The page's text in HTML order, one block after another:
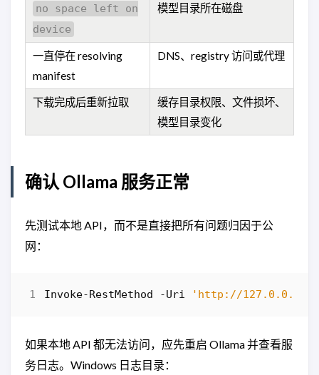
no space left on
device
模型目录所在磁盘
一直停在 resolving
manifest
DNS、registry 访问或代理
下载完成后重新拉取
缓存目录权限、文件损坏、
模型目录变化
确认 Ollama 服务正常
先测试本地 API，而不是直接把所有问题归因于公
网：
Invoke-RestMethod -Uri 'http://
如果本地 API 都无法访问，应先重启 Ollama 并查看服
务日志。Windows 日志目录：